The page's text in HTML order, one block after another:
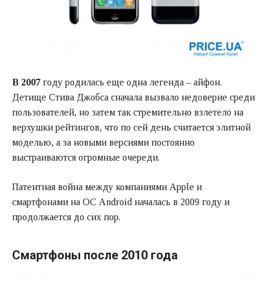
В 2007 году родилась еще одна легенда – айфон.
Детище Стива Джобса сначала вызвало недоверие среди
пользователей, но затем так стремительно взлетело на
верхушки рейтингов, что по сей день считается элитной
моделью, а за новыми версиями постоянно
выстраиваются огромные очереди.
Патентная война между компаниями Apple и
смартфонами на ОС Android началась в 2009 году и
продолжается до сих пор.
Смартфоны после 2010 года